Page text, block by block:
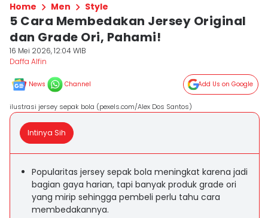
Home Men Style
5 Cara Membedakan Jersey Original
dan Grade Ori, Pahami!
16 Mei 2026, 12:04 WIB
Daffa Alfin
News Channel Add Us on Google
ilustrasi jersey sepak bola (pexels.com/Alex Dos Santos)
Intinya Sih
Popularitas jersey sepak bola meningkat karena jadi
bagian gaya harian, tapi banyak produk grade ori
yang mirip sehingga pembeli perlu tahu cara
membedakannya.